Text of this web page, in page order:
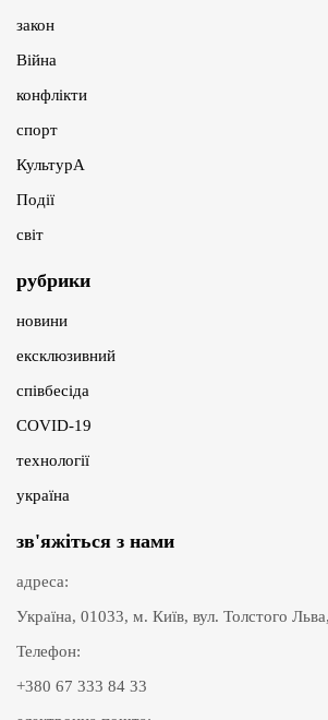
закон
Війна
конфлікти
спорт
КультурА
Події
світ
рубрики
новини
ексклюзивний
співбесіда
COVID-19
технології
україна
зв'яжіться з нами
адреса:
Україна, 01033, м. Київ, вул. Толстого
Телефон:
+380 67 333 84 33